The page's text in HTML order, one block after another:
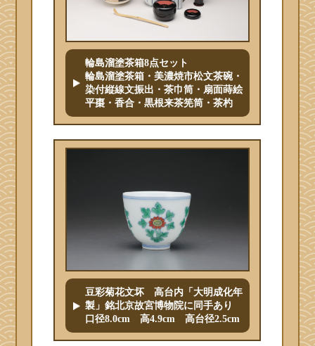
輪島溜塗茶箱8点セット
輪島溜塗茶箱・美濃焼市松文茶碗・
染付縦線文振出・茶巾筒・扇面蒔絵
平棗・香合・黒根来茶筅筒・茶杓
豆彩菊花文坏 高台内「大明成化年
製」銘北京故宮博物院に同手あり
口径8.0cm 高4.9cm 高台径2.5cm